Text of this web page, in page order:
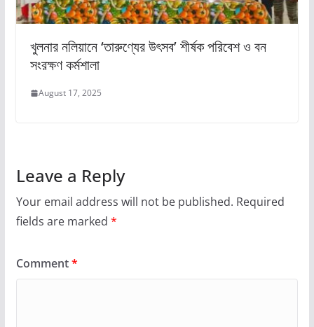
খুলনার নলিয়ানে ‘তারুণ্যের উৎসব’ শীর্ষক পরিবেশ ও বন
সংরক্ষণ কর্মশালা
August 17, 2025
Leave a Reply
Your email address will not be published. Required
fields are marked *
Comment*